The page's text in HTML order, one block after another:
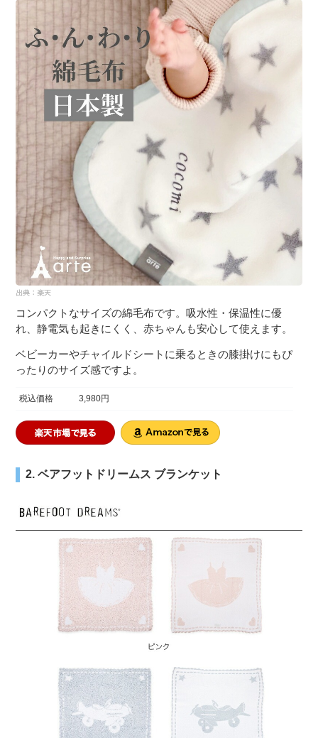
コンパクトなサイズの綿毛布です。吸水性・保温性に優
れ、静電気も起きにくく、赤ちゃんも安心して使えます。
ベビーカーやチャイルドシートに乗るときの膝掛けにもぴ
ったりのサイズ感ですよ。
税込価格 3,980円
2. ベアフットドリームス ブランケット